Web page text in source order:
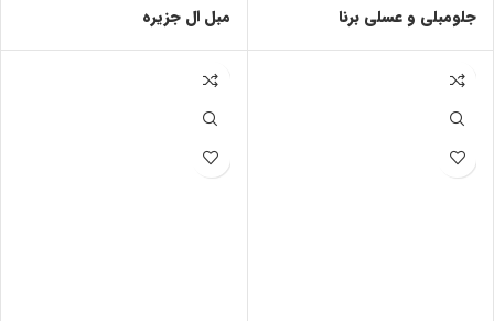
جلومبلی و عسلی برنا مبل ال جزیره